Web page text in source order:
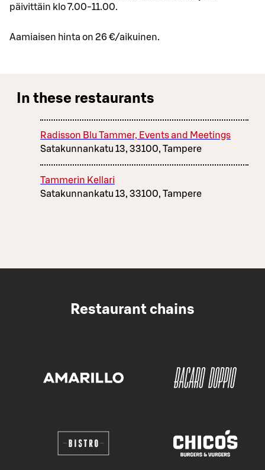
päivittäin klo 7.00-11.00.
Aamiaisen hinta on 26 €/aikuinen.
In these restaurants
Radisson Blu Tammer, Events and Meetings
Satakunnankatu 13, 33100, Tampere
Tammerin Kellari
Satakunnankatu 13, 33100, Tampere
Restaurant chains